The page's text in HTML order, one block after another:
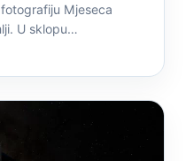
Mjeseca
U sklopu…